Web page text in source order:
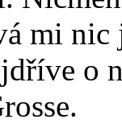
mi
o